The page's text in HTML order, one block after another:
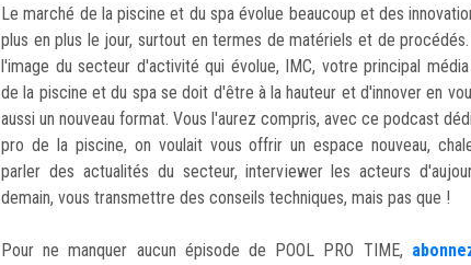
Le marché de la piscine et du spa évolue beaucoup et des
plus en plus le jour, surtout en termes de matériels et de
l'image du secteur d'activité qui évolue, IMC, votre principal
de la piscine et du spa se doit d'être à la hauteur et d'innover en
aussi un nouveau format. Vous l'aurez compris, avec ce podcast
pro de la piscine, on voulait vous offrir un espace nouveau,
parler des actualités du secteur, interviewer les acteurs
demain, vous transmettre des conseils techniques, mais pas que !
Pour ne manquer aucun épisode de POOL PRO TIME,